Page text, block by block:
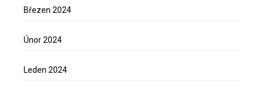
Březen 2024
Únor 2024
Leden 2024